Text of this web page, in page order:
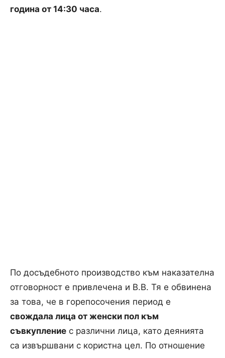
година от 14:30 часа.
По досъдебното производство към наказателна
отговорност е привлечена и В.В. Тя е обвинена
за това, че в горепосочения период е
свождала лица от женски пол към
съвкупление с различни лица, като деянията
са извършвани с користна цел. По отношение